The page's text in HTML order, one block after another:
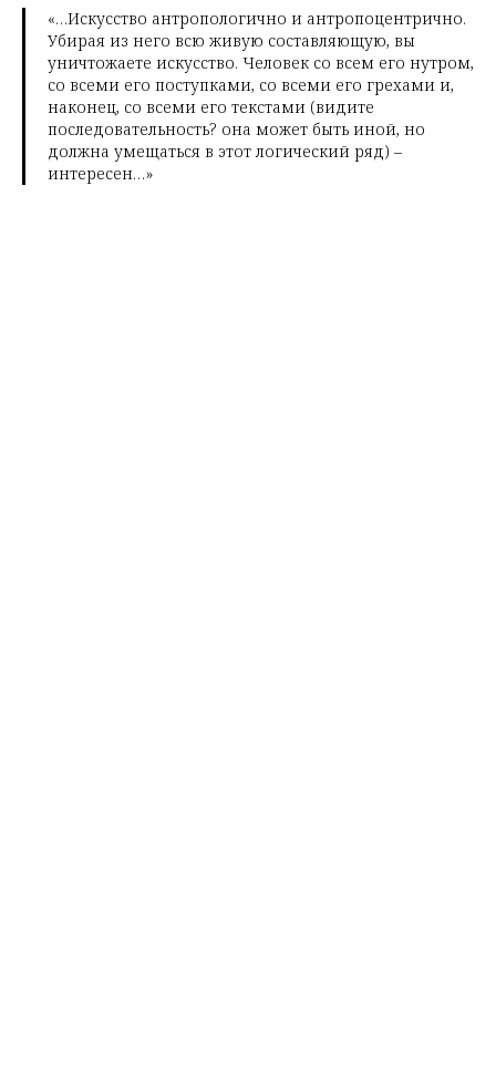
«…Искусство антропологично и антропоцентрично.
Убирая из него всю живую составляющую, вы
уничтожаете искусство. Человек со всем его нутром,
со всеми его поступками, со всеми его грехами и,
наконец, со всеми его текстами (видите
последовательность? она может быть иной, но
должна умещаться в этот логический ряд) –
интересен…»